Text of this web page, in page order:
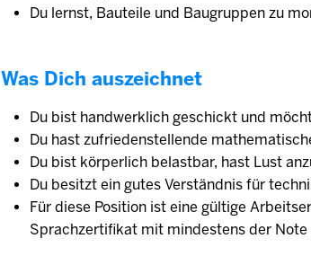
Du lernst, Bauteile und Baugruppen zu
Was Dich auszeichnet
Du bist handwerklich geschickt und
Du hast zufriedenstellende
Du bist körperlich belastbar, hast Lust
Du besitzt ein gutes Verständnis für
Für diese Position ist eine gültige
Sprachzertifikat mit mindestens der Note